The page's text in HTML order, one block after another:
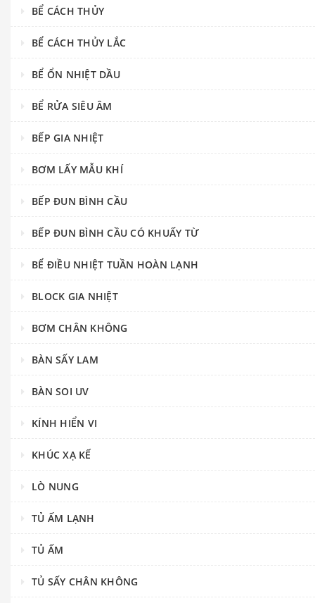
BỂ CÁCH THỦY
BỂ CÁCH THỦY LẮC
BỂ ỔN NHIỆT DẦU
BỂ RỬA SIÊU ÂM
BẾP GIA NHIỆT
BƠM LẤY MẪU KHÍ
BẾP ĐUN BÌNH CẦU
BẾP ĐUN BÌNH CẦU CÓ KHUẤY TỪ
BỂ ĐIỀU NHIỆT TUẦN HOÀN LẠNH
BLOCK GIA NHIỆT
BƠM CHÂN KHÔNG
BÀN SẤY LAM
BÀN SOI UV
KÍNH HIỂN VI
KHÚC XẠ KẾ
LÒ NUNG
TỦ ẤM LẠNH
TỦ ẤM
TỦ SẤY CHÂN KHÔNG